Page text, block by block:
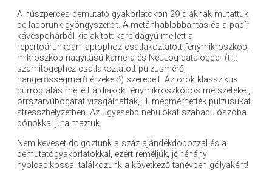
A húszperces bemutató gyakorlatokon 29 diáknak mutattuk
be laborunk gyöngyszereit. A metánhablobbantás és a papír
kávéspohárból kialakított karbidágyú mellett a
repertoárunkban laptophoz csatlakoztatott fénymikroszkóp,
mikroszkóp nagyítású kamera és NeuLog datalogger (t.i.:
számítógéphez csatlakoztatott pulzusmérő,
hangerősségmérő érzékelő) szerepelt. Az örök klasszikus
durrogtatás mellett a diákok fénymikroszkópos metszeteket,
orrszarvúbogarat vizsgálhattak, ill. megmérhették pulzusukat
stresszhelyzetben. Az ügyesebb nebulókat szabadulószoba
bónokkal jutalmaztuk.
Nem keveset dolgoztunk a száz ajándékdobozzal és a
bemutatógyakorlatokkal, ezért reméljük, jónéhány
nyolcadikossal találkozunk a következő tanévben gólyaként!